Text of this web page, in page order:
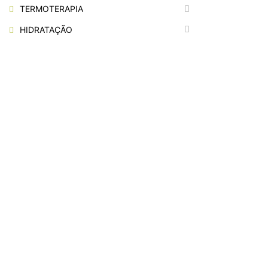
TERMOTERAPIA
HIDRATAÇÃO